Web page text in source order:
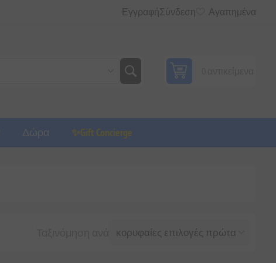
ΕγγραφήΣύνδεση Αγαπημένα
Δώρα ✨Gift Concierge